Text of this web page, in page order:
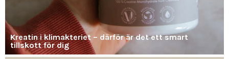
Kreatin i klimakteriet – därför är det ett smart
tillskott för dig